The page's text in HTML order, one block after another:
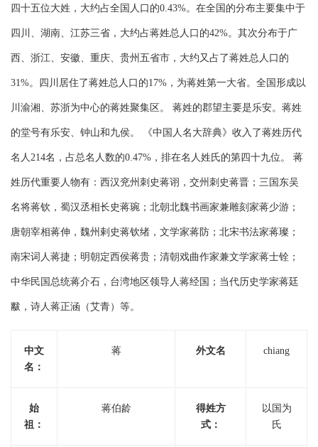
四十五位大姓，大约占全国人口的0.43%。在全国的分布主要集中于
四川、湖南、江苏三省，大约占蒋姓总人口的42%。其次分布于广
西、浙江、安徽、重庆、贵州五省市，大约又占了蒋姓总人口的
31%。四川居住了蒋姓总人口的17%，为蒋姓第一大省。全国形成以
川渝湘、苏浙为中心的蒋姓聚集区。 蒋姓的郡望主要是乐安。蒋姓
的堂号有乐安、钟山和九侯。 《中国人名大辞典》收入了蒋姓历代
名人214名，占总名人数的0.47%，排在名人姓氏的第四十九位。 蒋
姓历代重要人物有：西汉兖州刺史蒋诩，交州刺史蒋晋；三国东吴
名将蒋钦，蜀汉丞相长史蒋琬；北朝北魏书画家兼雕刻家蒋少游；
唐朝宰相蒋伸，魏州剌史蒋钦绪，文学家蒋防；北宋书法家蒋璨；
南宋词人蒋捷；明朝定西侯蒋贵；清朝戏曲作家兼文学家蒋士铨；
中华民国总统蒋介石，台湾地区领导人蒋经国；当代历史学家蒋廷
黻，诗人蒋正涵（艾青）等。
中文
名：
蒋 外文名 chiang
始
祖：
蒋伯龄
得姓方
式：
以国为
氏